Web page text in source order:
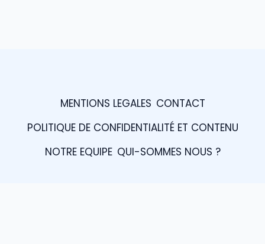
MENTIONS LEGALES CONTACT
POLITIQUE DE CONFIDENTIALITÉ ET CONTENU
NOTRE EQUIPE QUI-SOMMES NOUS ?